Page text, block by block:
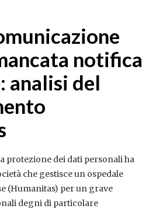
notifica
analisi del
protezione dei dati personali ha
che gestisce un ospedale
(Humanitas) per un grave
degni di particolare